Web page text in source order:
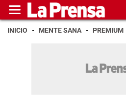
INICIO MENTE SANA PREMIUM